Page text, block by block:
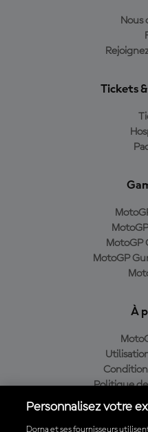
Nous
Tickets
MotoGP
MotoGP
À
Politique
Personnalisez votre
Dorna et ses fournisseurs